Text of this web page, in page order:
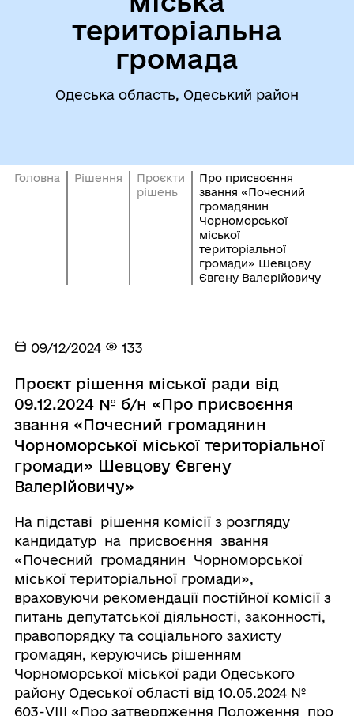
територіальна
громада
Одеська область, Одеський район
Головна Рішення
Проєкти
рішень
Про присвоєння
звання «Почесний
громадянин
Чорноморської
міської
територіальної
громади» Шевцову
Євгену Валерійовичу
09/12/2024 133
Проєкт рішення міської ради від
09.12.2024 № б/н «Про присвоєння
звання «Почесний громадянин
Чорноморської міської територіальної
громади» Шевцову Євгену
Валерійовичу»
На підставі рішення комісії з розгляду
кандидатур на присвоєння звання
«Почесний громадянин Чорноморської
міської територіальної громади»,
враховуючи рекомендації постійної комісії з
питань депутатської діяльності, законності,
правопорядку та соціального захисту
громадян, керуючись рішенням
Чорноморської міської ради Одеського
району Одеської області від 10.05.2024 №
603-VIII «Про затвердження Положення про